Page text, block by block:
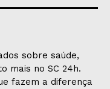
sobre saúde,
mais no SC 24h.
fazem a diferença